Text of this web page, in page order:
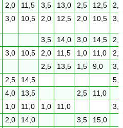
2,0 11,5 3,5 13,0 2,5 12,5
2,0
3,0 10,5 2,0 12,5 2,0 10,5 3,0
3,5 14,0 3,0 14,5
2,5
3,0 10,5 2,0 11,5 1,0 11,0
2,0
2,5 13,5 1,5 9,0
3,5
2,5 14,5
5,0
4,0 13,5 2,5
11,0
1,0 11,0 1,0 11,0
3,5
2,0 14,0 3,5
15,0